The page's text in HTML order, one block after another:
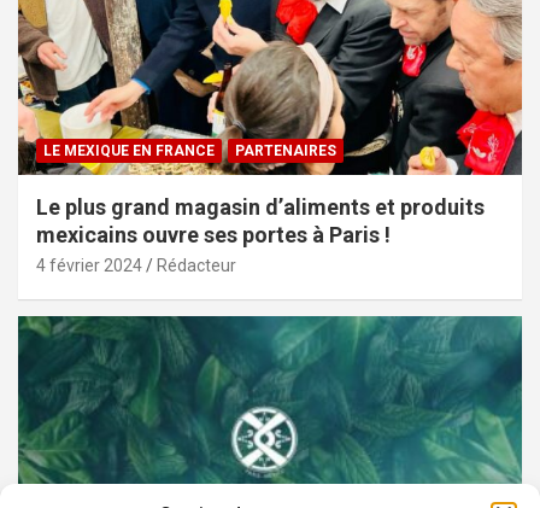
LE MEXIQUE EN FRANCE PARTENAIRES
Le plus grand magasin d’aliments et produits
mexicains ouvre ses portes à Paris !
4 février 2024 Rédacteur